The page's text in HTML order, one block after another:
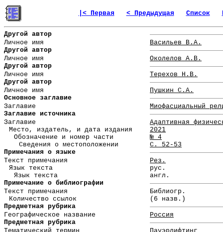
|< Первая < Предыдущая Список
Другой автор
Личное имя
Васильев В.А.
Другой автор
Личное имя
Околелов А.В.
Другой автор
Личное имя
Терехов Н.В.
Другой автор
Личное имя
Пушкин С.А.
Основное заглавие
Заглавие
Миофасциальный
Заглавие источника
Заглавие
Адаптивная
Место, издатель, и дата издания
2021
Обозначение и номер части
№ 4
Сведения о местоположении
С. 52-53
Примечания о языке
Текст примечания
Рез.
Язык текста
рус.
Язык текста
англ.
Примечание о библиографии
Текст примечания
Библиогр.
Количество ссылок
(6 назв.)
Предметная рубрика
Географическое название
Россия
Предметная рубрика